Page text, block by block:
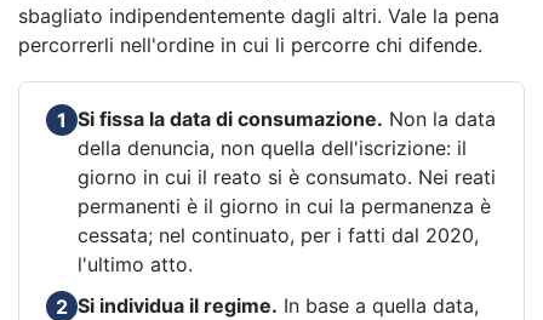
sbagliato indipendentemente dagli altri. Vale la pena
percorrerli nell'ordine in cui li percorre chi difende.
1 Si fissa la data di consumazione. Non la data
della denuncia, non quella dell'iscrizione: il
giorno in cui il reato si è consumato. Nei reati
permanenti è il giorno in cui la permanenza è
cessata; nel continuato, per i fatti dal 2020,
l'ultimo atto.
2 Si individua il regime. In base a quella data,